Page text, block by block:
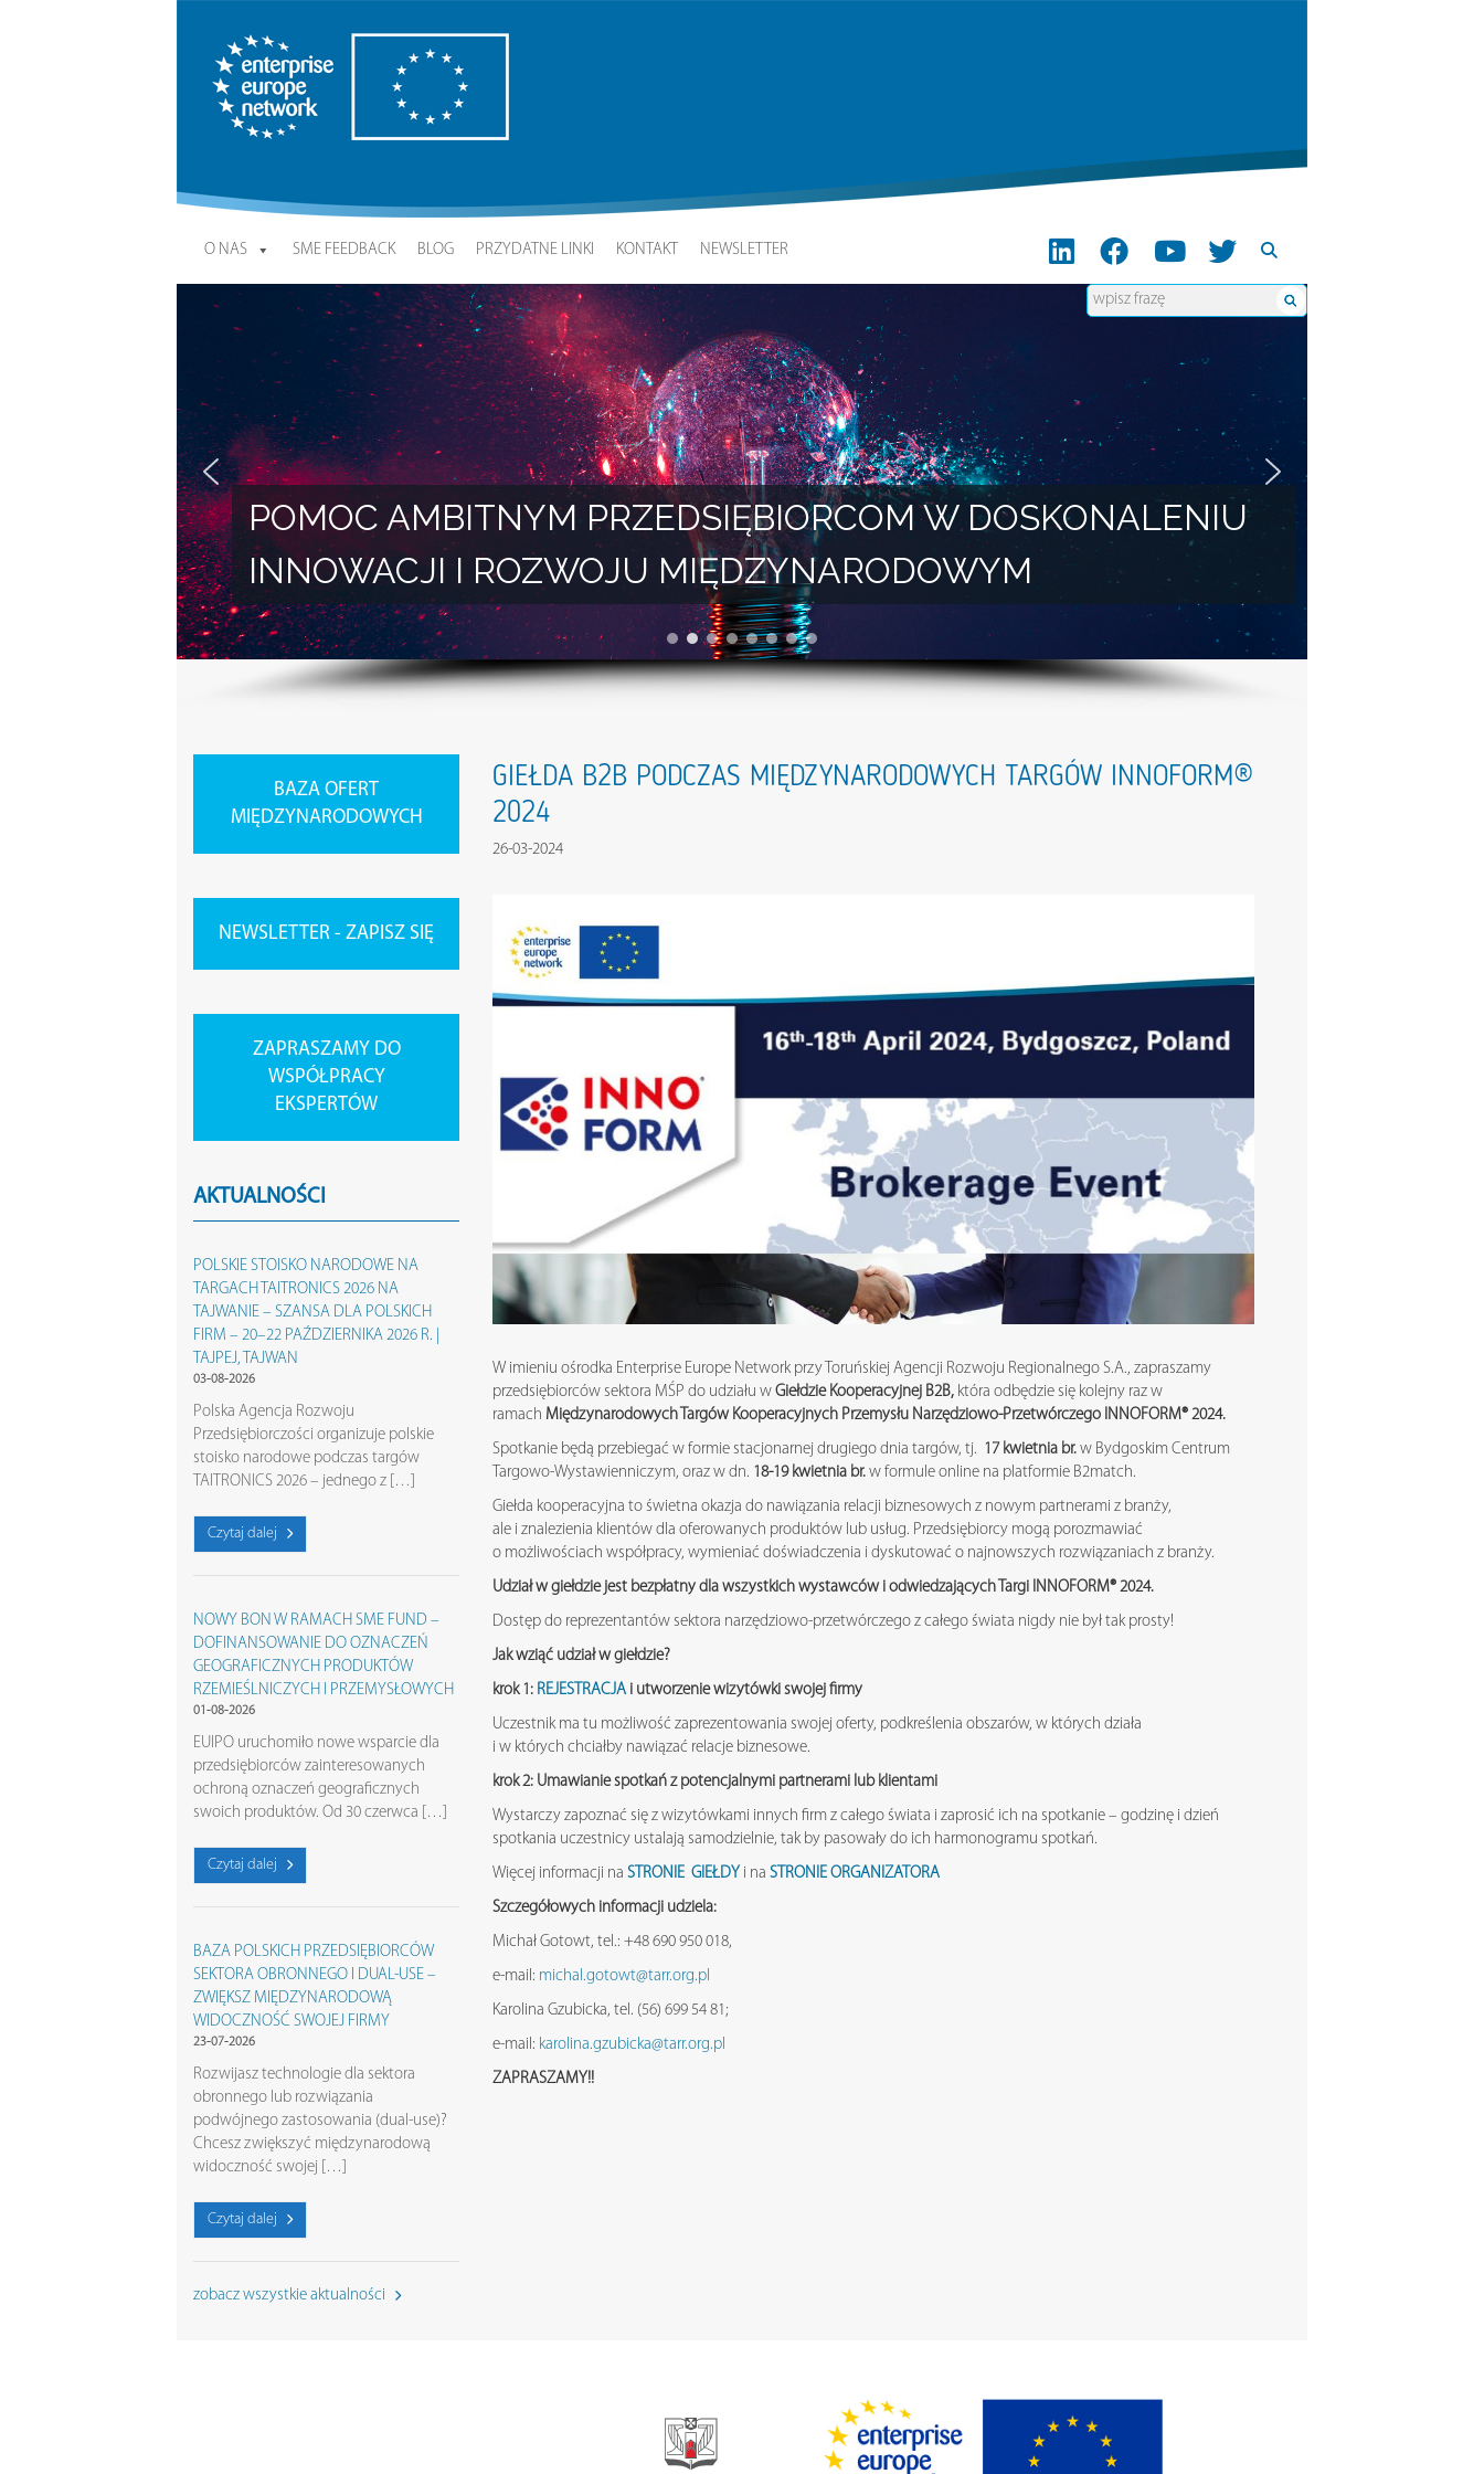
Enterprise Europe Network
O NAS SME FEEDBACK BLOG PRZYDATNE LINKI KONTAKT NEWSLETTER
POMOC AMBITNYM PRZEDSIĘBIORCOM W DOSKONALENIU
INNOWACJI I ROZWOJU MIĘDZYNARODOWYM
BAZA OFERT
MIĘDZYNARODOWYCH
NEWSLETTER - ZAPISZ SIĘ
ZAPRASZAMY DO
WSPÓŁPRACY
EKSPERTÓW
AKTUALNOŚCI
POLSKIE STOISKO NARODOWE NA
TARGACH TAITRONICS 2026 NA
TAJWANIE – SZANSA DLA POLSKICH
FIRM – 20–22 PAŹDZIERNIKA 2026 R. |
TAJPEJ, TAJWAN
03-08-2026
Polska Agencja Rozwoju
Przedsiębiorczości organizuje polskie
stoisko narodowe podczas targów
TAITRONICS 2026 – jednego z […]
Czytaj dalej
NOWY BON W RAMACH SME FUND –
DOFINANSOWANIE DO OZNACZEŃ
GEOGRAFICZNYCH PRODUKTÓW
RZEMIEŚLNICZYCH I PRZEMYSŁOWYCH
01-08-2026
EUIPO uruchomiło nowe wsparcie dla
przedsiębiorców zainteresowanych
ochroną oznaczeń geograficznych
swoich produktów. Od 30 czerwca […]
Czytaj dalej
BAZA POLSKICH PRZEDSIĘBIORCÓW
SEKTORA OBRONNEGO I DUAL-USE –
ZWIĘKSZ MIĘDZYNARODOWĄ
WIDOCZNOŚĆ SWOJEJ FIRMY
23-07-2026
Rozwijasz technologie dla sektora
obronnego lub rozwiązania
podwójnego zastosowania (dual-use)?
Chcesz zwiększyć międzynarodową
widoczność swojej […]
Czytaj dalej
zobacz wszystkie aktualności
GIEŁDA B2B PODCZAS MIĘDZYNARODOWYCH TARGÓW INNOFORM®
2024
26-03-2024
W imieniu ośrodka Enterprise Europe Network przy Toruńskiej Agencji Rozwoju Regionalnego S.A., zapraszamy
przedsiębiorców sektora MŚP do udziału w Giełdzie Kooperacyjnej B2B, która odbędzie się kolejny raz w
ramach Międzynarodowych Targów Kooperacyjnych Przemysłu Narzędziowo-Przetwórczego INNOFORM® 2024.
Spotkanie będą przebiegać w formie stacjonarnej drugiego dnia targów, tj. 17 kwietnia br. w Bydgoskim Centrum
Targowo-Wystawienniczym, oraz w dn. 18-19 kwietnia br. w formule online na platformie B2match.
Giełda kooperacyjna to świetna okazja do nawiązania relacji biznesowych z nowym partnerami z branży,
ale i znalezienia klientów dla oferowanych produktów lub usług. Przedsiębiorcy mogą porozmawiać
o możliwościach współpracy, wymieniać doświadczenia i dyskutować o najnowszych rozwiązaniach z branży.
Udział w giełdzie jest bezpłatny dla wszystkich wystawców i odwiedzających Targi INNOFORM® 2024.
Dostęp do reprezentantów sektora narzędziowo-przetwórczego z całego świata nigdy nie był tak prosty!
Jak wziąć udział w giełdzie?
krok 1: REJESTRACJA i utworzenie wizytówki swojej firmy
Uczestnik ma tu możliwość zaprezentowania swojej oferty, podkreślenia obszarów, w których działa
i w których chciałby nawiązać relacje biznesowe.
krok 2: Umawianie spotkań z potencjalnymi partnerami lub klientami
Wystarczy zapoznać się z wizytówkami innych firm z całego świata i zaprosić ich na spotkanie – godzinę i dzień
spotkania uczestnicy ustalają samodzielnie, tak by pasowały do ich harmonogramu spotkań.
Więcej informacji na ST RONIE GIEŁDY i na STRONIE ORGANIZATORA
Szczegółowych informacji udziela:
Michał Gotowt, tel.: +48 690 950 018,
e-mail: michal.gotowt@tarr.org.pl
Karolina Gzubicka, tel. (56) 699 54 81;
e-mail: karolina.gzubicka@tarr.org.pl
ZAPRASZAMY!!